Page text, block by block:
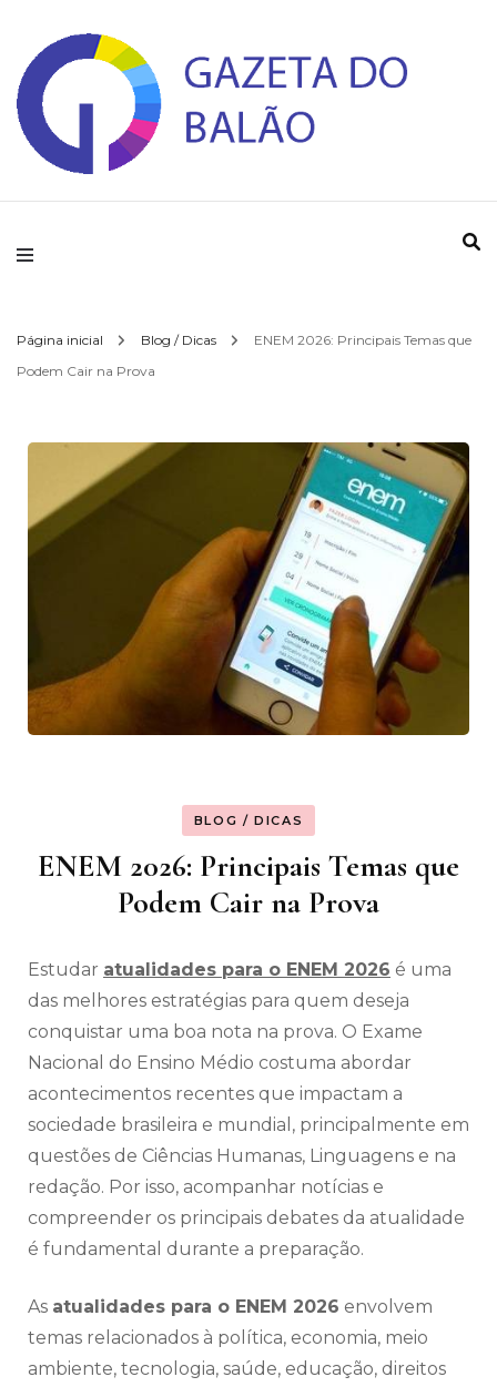
Gazeta do Balao
Página inicial Blog / Dicas
ENEM 2026: Principais Temas que
Podem Cair na Prova
BLOG / DICAS
ENEM 2026: Principais Temas que
Podem Cair na Prova
Estudar atualidades para o ENEM 2026 é uma
das melhores estratégias para quem deseja
conquistar uma boa nota na prova. O Exame
Nacional do Ensino Médio costuma abordar
acontecimentos recentes que impactam a
sociedade brasileira e mundial, principalmente em
questões de Ciências Humanas, Linguagens e na
redação. Por isso, acompanhar notícias e
compreender os principais debates da atualidade
é fundamental durante a preparação.
As atualidades para o ENEM 2026 envolvem
temas relacionados à política, economia, meio
ambiente, tecnologia, saúde, educação, direitos